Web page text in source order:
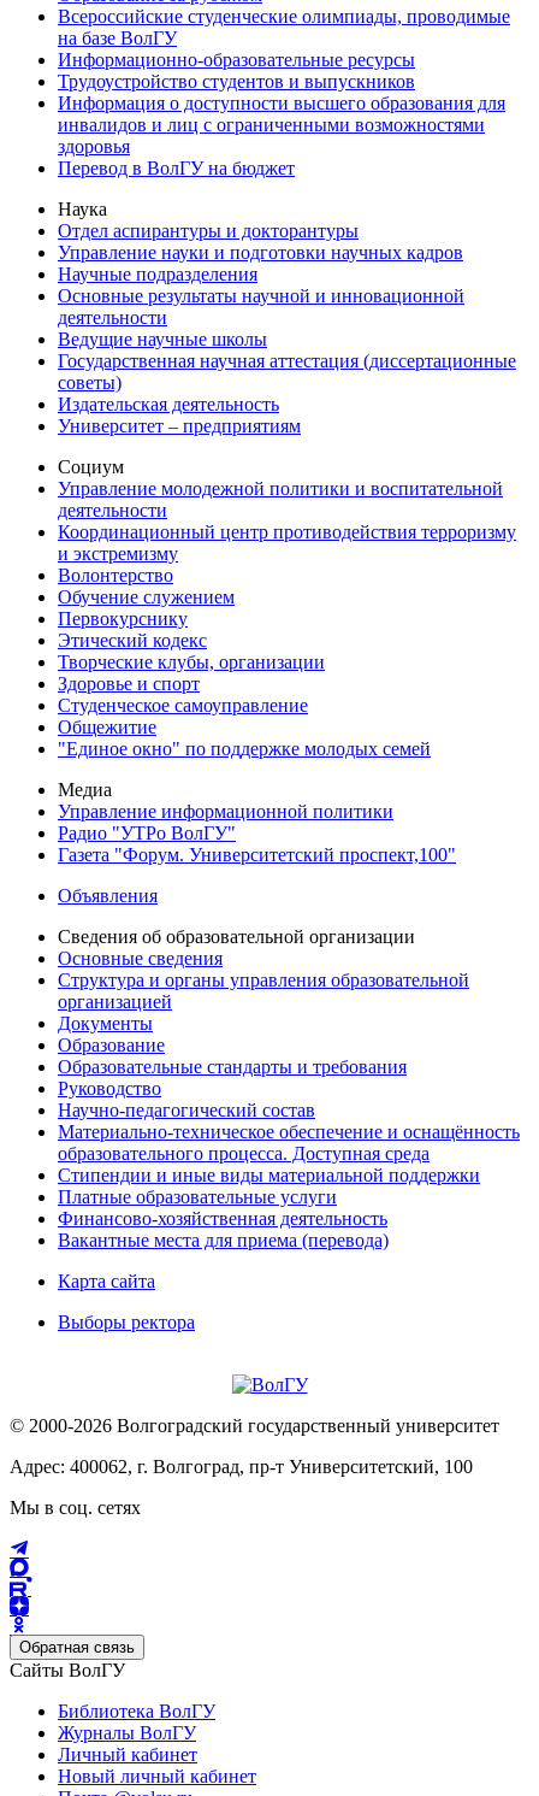
Всероссийские студенческие олимпиады, проводимые
на базе ВолГУ
Информационно-образовательные ресурсы
Трудоустройство студентов и выпускников
Информация о доступности высшего образования для
инвалидов и лиц с ограниченными возможностями
здоровья
Перевод в ВолГУ на бюджет
Наука
Отдел аспирантуры и докторантуры
Управление науки и подготовки научных кадров
Научные подразделения
Основные результаты научной и инновационной
деятельности
Ведущие научные школы
Государственная научная аттестация (диссертационные
советы)
Издательская деятельность
Университет – предприятиям
Социум
Управление молодежной политики и воспитательной
деятельности
Координационный центр противодействия терроризму
и экстремизму
Волонтерство
Обучение служением
Первокурснику
Этический кодекс
Творческие клубы, организации
Здоровье и спорт
Студенческое самоуправление
Общежитие
"Единое окно" по поддержке молодых семей
Медиа
Управление информационной политики
Радио "УТРо ВолГУ"
Газета "Форум. Университетский проспект,100"
Объявления
Сведения об образовательной организации
Основные сведения
Структура и органы управления образовательной
организацией
Документы
Образование
Образовательные стандарты и требования
Руководство
Научно-педагогический состав
Материально-техническое обеспечение и оснащённость
образовательного процесса. Доступная среда
Стипендии и иные виды материальной поддержки
Платные образовательные услуги
Финансово-хозяйственная деятельность
Вакантные места для приема (перевода)
Карта сайта
Выборы ректора
© 2000-2026 Волгоградский государственный университет
Адрес: 400062, г. Волгоград, пр-т Университетский, 100
Мы в соц. сетях
Обратная связь
Сайты ВолГУ
Библиотека ВолГУ
Журналы ВолГУ
Личный кабинет
Новый личный кабинет